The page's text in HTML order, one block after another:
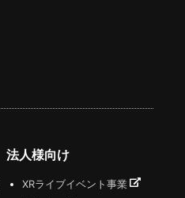
法人様向け
XRライブイベント事業